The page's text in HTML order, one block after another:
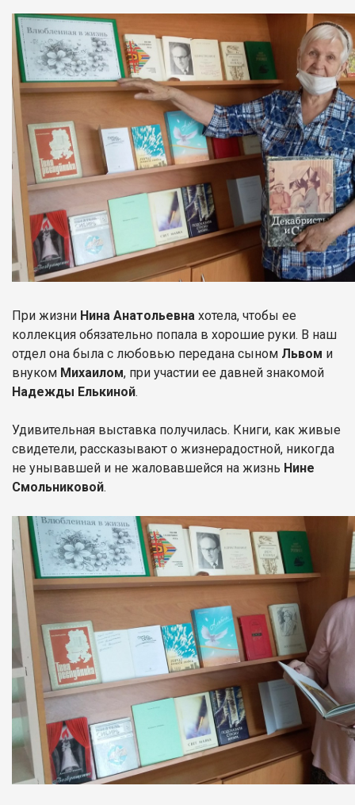
При жизни Нина Анатольевна хотела, чтобы ее
коллекция обязательно попала в хорошие руки. В наш
отдел она была с любовью передана сыном Львом и
внуком Михаилом, при участии ее давней знакомой
Надежды Елькиной.
Удивительная выставка получилась. Книги, как живые
свидетели, рассказывают о жизнерадостной, никогда
не унывавшей и не жаловавшейся на жизнь Нине
Смольниковой.